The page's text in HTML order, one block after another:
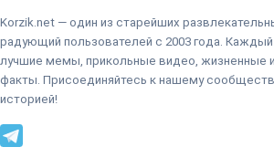
Korzik.net — один из старейших
радующий пользователей с 2003 года.
лучшие мемы, прикольные видео, жизненные
факты. Присоединяйтесь к нашему
историей!